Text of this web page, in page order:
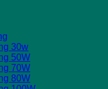
30w
50W
70W
80W